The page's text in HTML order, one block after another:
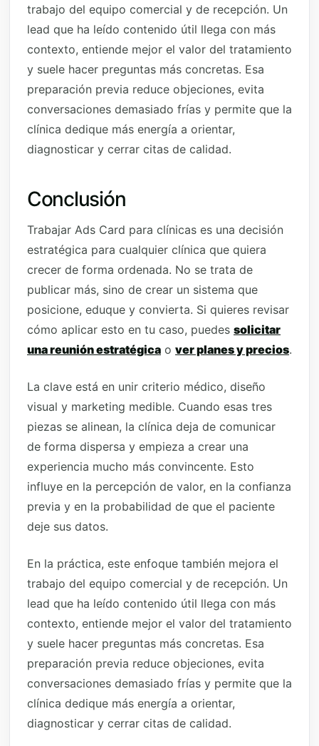
trabajo del equipo comercial y de recepción. Un
lead que ha leído contenido útil llega con más
contexto, entiende mejor el valor del tratamiento
y suele hacer preguntas más concretas. Esa
preparación previa reduce objeciones, evita
conversaciones demasiado frías y permite que la
clínica dedique más energía a orientar,
diagnosticar y cerrar citas de calidad.
Conclusión
Trabajar Ads Card para clínicas es una decisión
estratégica para cualquier clínica que quiera
crecer de forma ordenada. No se trata de
publicar más, sino de crear un sistema que
posicione, eduque y convierta. Si quieres revisar
cómo aplicar esto en tu caso, puedes solicitar
una reunión estratégica o ver planes y precios.
La clave está en unir criterio médico, diseño
visual y marketing medible. Cuando esas tres
piezas se alinean, la clínica deja de comunicar
de forma dispersa y empieza a crear una
experiencia mucho más convincente. Esto
influye en la percepción de valor, en la confianza
previa y en la probabilidad de que el paciente
deje sus datos.
En la práctica, este enfoque también mejora el
trabajo del equipo comercial y de recepción. Un
lead que ha leído contenido útil llega con más
contexto, entiende mejor el valor del tratamiento
y suele hacer preguntas más concretas. Esa
preparación previa reduce objeciones, evita
conversaciones demasiado frías y permite que la
clínica dedique más energía a orientar,
diagnosticar y cerrar citas de calidad.